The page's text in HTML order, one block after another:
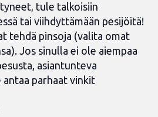
tule talkoisiin
tai viihdyttämään pesijöitä!
tehdä pinsoja (valita omat
Jos sinulla ei ole aiempaa
asiantunteva
parhaat vinkit